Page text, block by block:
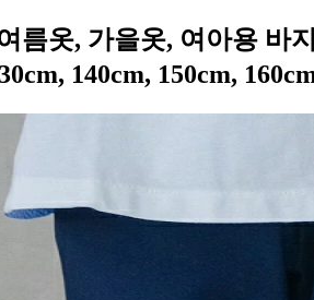
름옷, 가을옷, 여아용 바
140cm, 150cm,